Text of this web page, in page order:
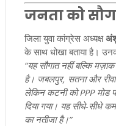
जनता को
जिला युवा कांग्रेस अध्यक्ष
के साथ धोखा बताया है।
“यह सौगात नहीं बल्कि
है। जबलपुर, सतना और
लेकिन कटनी को PPP
दिया गया। यह सीधे-सीधे
का नतीजा है।”